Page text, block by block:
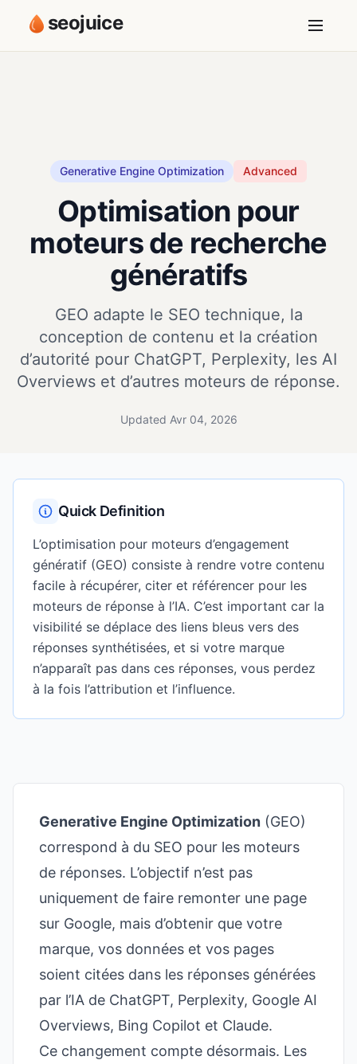
seojuice
Generative Engine Optimization Advanced
Optimisation pour
moteurs de recherche
génératifs
GEO adapte le SEO technique, la
conception de contenu et la création
d’autorité pour ChatGPT, Perplexity, les AI
Overviews et d’autres moteurs de réponse.
Updated Avr 04, 2026
Quick Definition
L’optimisation pour moteurs d’engagement
génératif (GEO) consiste à rendre votre contenu
facile à récupérer, citer et référencer pour les
moteurs de réponse à l’IA. C’est important car la
visibilité se déplace des liens bleus vers des
réponses synthétisées, et si votre marque
n’apparaît pas dans ces réponses, vous perdez
à la fois l’attribution et l’influence.
Generative Engine Optimization (GEO)
correspond à du SEO pour les moteurs
de réponses. L’objectif n’est pas
uniquement de faire remonter une page
sur Google, mais d’obtenir que votre
marque, vos données et vos pages
soient citées dans les réponses générées
par l’IA de ChatGPT, Perplexity, Google AI
Overviews, Bing Copilot et Claude.
Ce changement compte désormais. Les